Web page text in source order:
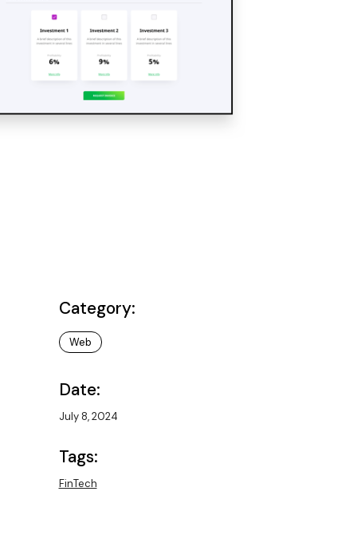
Category:
Web
Date:
July 8, 2024
Tags:
FinTech